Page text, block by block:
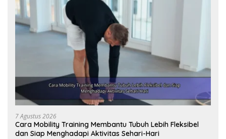
7 Agustus 2026
Cara Mobility Training Membantu Tubuh Lebih Fleksibel
dan Siap Menghadapi Aktivitas Sehari-Hari